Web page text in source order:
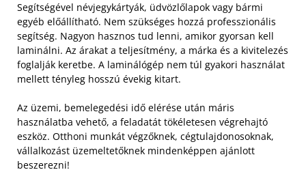
Segítségével névjegykártyák, üdvözlőlapok vagy bármi
egyéb előállítható. Nem szükséges hozzá professzionális
segítség. Nagyon hasznos tud lenni, amikor gyorsan kell
laminálni. Az árakat a teljesítmény, a márka és a kivitelezés
foglalják keretbe. A laminálógép nem túl gyakori használat
mellett tényleg hosszú évekig kitart.
Az üzemi, bemelegedési idő elérése után máris
használatba vehető, a feladatát tökéletesen végrehajtó
eszköz. Otthoni munkát végzőknek, cégtulajdonosoknak,
vállalkozást üzemeltetőknek mindenképpen ajánlott
beszerezni!